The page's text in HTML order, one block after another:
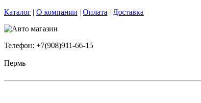
Каталог | О компании | Оплата | Доставка
Телефон: +7(908)911-66-15
Пермь